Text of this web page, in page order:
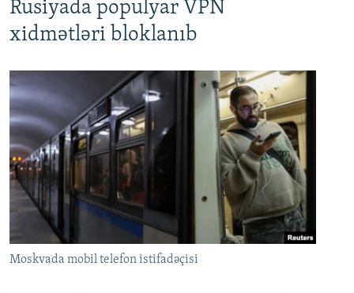
Rusiyada populyar VPN
xidmətləri bloklanıb
Moskvada mobil telefon istifadəçisi